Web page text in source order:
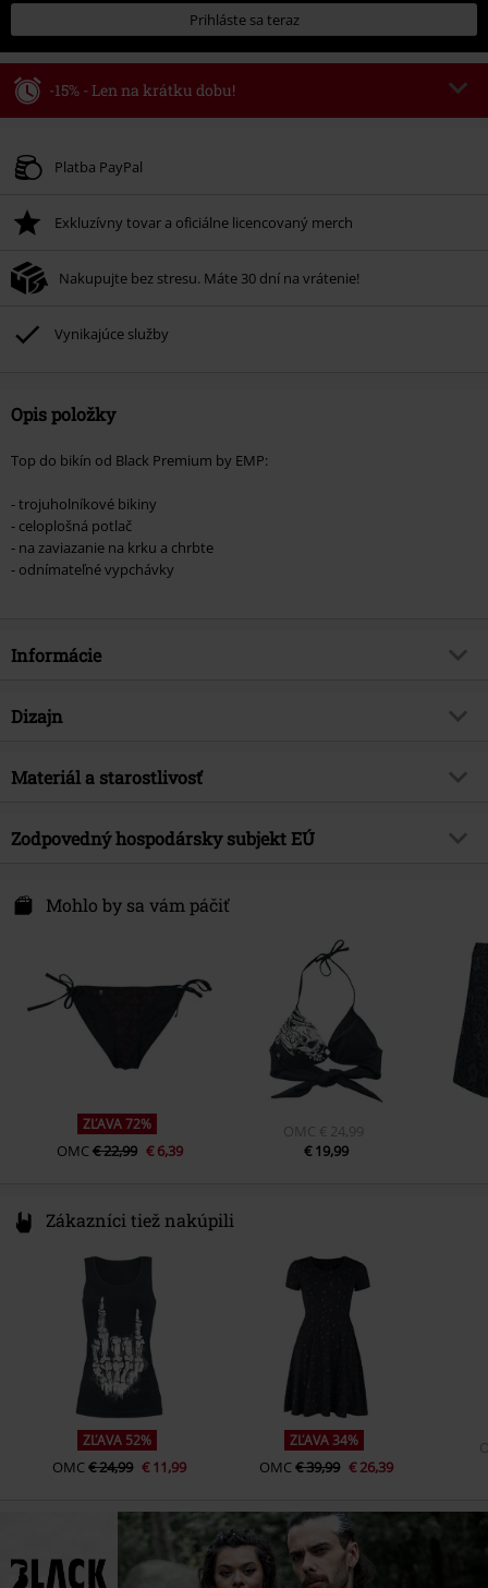
Prihláste sa teraz
-15% - Len na krátku dobu!
Platné do 8/9/26
Po zadaní kódu v košíku, sa zľava uplatní automaticky.
Nemožno kombinovať s inými akciovými kódmi. Zľava sa nevzťahuje na:
knihy, médiá, vstupenky, Rammstein, (Till) Lindemann, Böhse Onkelz,
ktorých kúpou podporíte nadáciu.
Platba PayPal
Exkluzívny tovar a oficiálne licencovaný merch
Nakupujte bez stresu. Máte 30 dní na vrátenie!
Vynikajúce služby
Opis položky
Top do bikín od Black Premium by EMP:
- trojuholníkové bikiny
- celoplošná potlač
- na zaviazanie na krku a chrbte
- odnímateľné vypchávky
Informácie
Tovar č.
Brand
Téma produktov
Rockabilly
Pohlavie
Dizajn
Typ výrobku
Farba
čierna
Materiál a starostlivosť
Vrchný materiál
80% polyamid, 20% elastán
Zodpovedný hospodársky subjekt EÚ
Darmer Esch 70a
Mohlo by sa vám páčiť
ZĽAVA 72%
OMC€ 22,99 € 6,39
OMC € 24,99
€ 19,99
Zákazníci tiež nakúpili
ZĽAVA 52%
OMC€ 24,99 € 11,99
ZĽAVA 34%
OMC€ 39,99 € 26,39